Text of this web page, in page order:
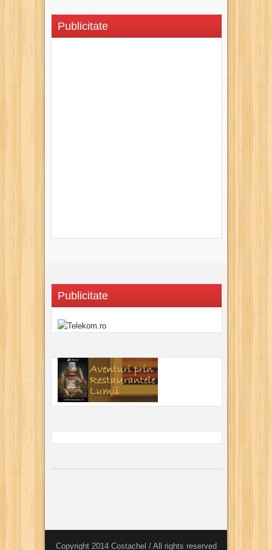
Publicitate
Publicitate
Copyright 2014 Costachel / All rights reserved